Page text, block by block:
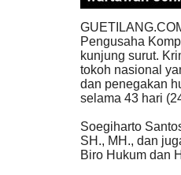
Pengusaha
kunjung surut.
tokoh nasional
dan penegakan
selama 43 hari
Soegiharto
SH., MH., dan
Biro Hukum dan